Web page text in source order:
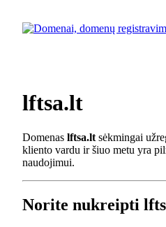
lftsa.lt
Domenas lftsa.lt sėkmingai
kliento vardu ir šiuo metu yra
naudojimui.
Norite nukreipti